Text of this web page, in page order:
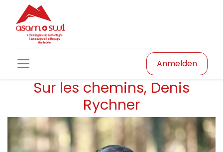
Anmelden
Sur les chemins, Denis
Rychner